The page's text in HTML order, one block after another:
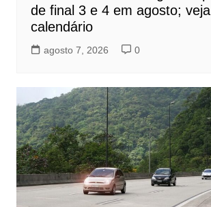
de final 3 e 4 em agosto; veja
calendário
agosto 7, 2026 0